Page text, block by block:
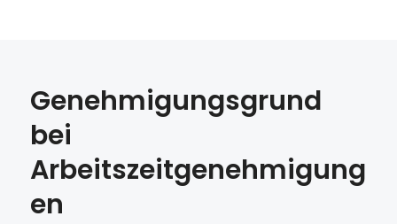
Genehmigungsgrund
bei
Arbeitszeitgenehmigung
en